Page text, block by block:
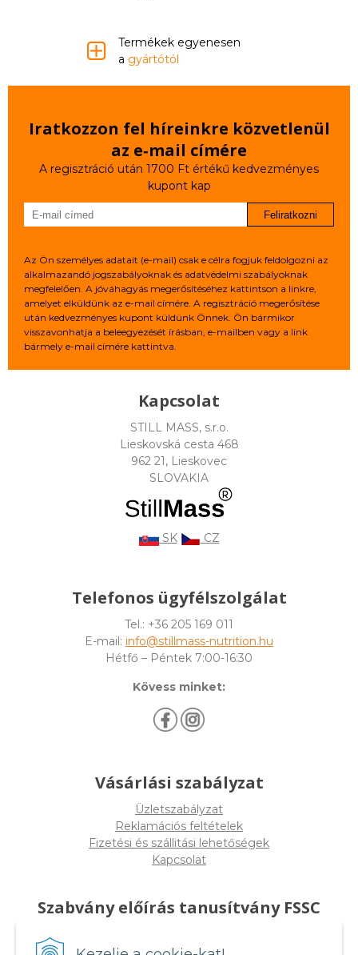
Termékek egyenesen
a gyártótól
Iratkozzon fel híreinkre közvetlenül
az e‑mail címére
A regisztráció után 1700 Ft értékű kedvezményes
kupont kap
Feliratkozni
Az Ön személyes adatait (e-mail) csak e célra fogjuk feldolgozni az
alkalmazandó jogszabályoknak és adatvédelmi szabályoknak
megfelelően. A jóváhagyás megerősítéséhez kattintson a linkre,
amelyet elküldünk az e-mail címére. A regisztráció megerősítése
után kedvezményes kupont küldünk Önnek. Ön bármikor
visszavonhatja a beleegyezését írásban, e-mailben vagy a link
bármely e-mail címére kattintva.
Kapcsolat
STILL MASS, s.r.o.
Lieskovská cesta 468
962 21, Lieskovec
SLOVAKIA
SK CZ
Telefonos ügyfélszolgálat
Tel.: +36 205 169 011
E-mail: info@stillmass-nutrition.hu
Hétfő – Péntek 7:00-16:30
Kövess minket:
Vásárlási szabályzat
Üzletszabályzat
Reklamációs feltételek
Fizetési és szállitási lehetőségek
Kapcsolat
Szabvány előírás tanusítvány FSSC